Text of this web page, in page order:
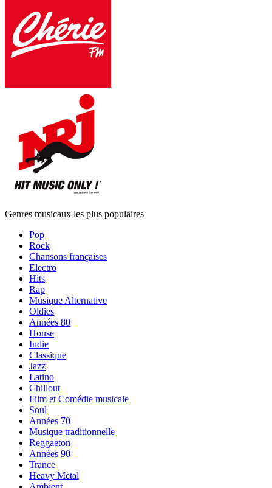
Genres musicaux les plus populaires
Pop
Rock
Chansons françaises
Electro
Hits
Rap
Musique Alternative
Oldies
Années 80
House
Indie
Classique
Jazz
Latino
Chillout
Film et Comédie musicale
Soul
Années 70
Musique traditionnelle
Reggaeton
Années 90
Trance
Heavy Metal